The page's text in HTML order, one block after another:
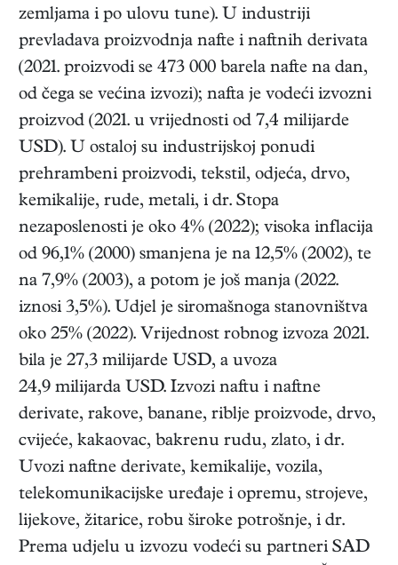
zemljama i po ulovu tune). U industriji
prevladava proizvodnja nafte i naftnih derivata
(2021. proizvodi se 473 000 barela nafte na dan,
od čega se većina izvozi); nafta je vodeći izvozni
proizvod (2021. u vrijednosti od 7,4 milijarde
USD). U ostaloj su industrijskoj ponudi
prehrambeni proizvodi, tekstil, odjeća, drvo,
kemikalije, rude, metali, i dr. Stopa
nezaposlenosti je oko 4% (2022); visoka inflacija
od 96,1% (2000) smanjena je na 12,5% (2002), te
na 7,9% (2003), a potom je još manja (2022.
iznosi 3,5%). Udjel je siromašnoga stanovništva
oko 25% (2022). Vrijednost robnog izvoza 2021.
bila je 27,3 milijarde USD, a uvoza
24,9 milijarda USD. Izvozi naftu i naftne
derivate, rakove, banane, riblje proizvode, drvo,
cvijeće, kakaovac, bakrenu rudu, zlato, i dr.
Uvozi naftne derivate, kemikalije, vozila,
telekomunikacijske uređaje i opremu, strojeve,
lijekove, žitarice, robu široke potrošnje, i dr.
Prema udjelu u izvozu vodeći su partneri SAD